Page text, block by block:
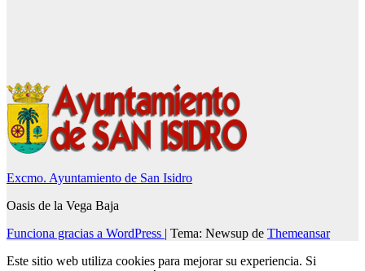
Excmo. Ayuntamiento de San Isidro
Oasis de la Vega Baja
Funciona gracias a WordPress | Tema: Newsup de Themeansar
Este sitio web utiliza cookies para mejorar su experiencia. Si